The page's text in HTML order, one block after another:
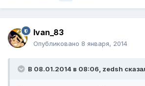
Ivan_83
Опубликовано 8 января, 2014
В 08.01.2014 в 08:06, zedsh